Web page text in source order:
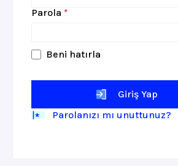
Parola *
Beni hatırla
Giriş Yap
Parolanızı mı unuttunuz?